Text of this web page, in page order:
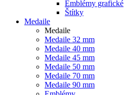
Emblémy grafické
Štítky
Medaile
Medaile
Medaile 32 mm
Medaile 40 mm
Medaile 45 mm
Medaile 50 mm
Medaile 70 mm
Medaile 90 mm